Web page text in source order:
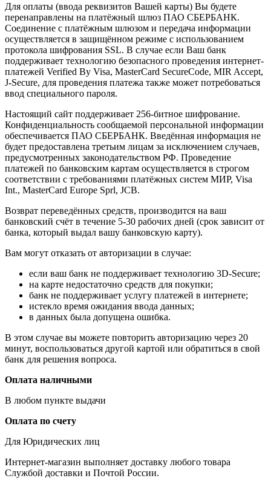
Для оплаты (ввода реквизитов Вашей карты) Вы будете
перенаправлены на платёжный шлюз ПАО СБЕРБАНК.
Соединение с платёжным шлюзом и передача информации
осуществляется в защищённом режиме с использованием
протокола шифрования SSL. В случае если Ваш банк
поддерживает технологию безопасного проведения интернет-
платежей Verified By Visa, MasterCard SecureCode, MIR Accept,
J-Secure, для проведения платежа также может потребоваться
ввод специального пароля.
Настоящий сайт поддерживает 256-битное шифрование.
Конфиденциальность сообщаемой персональной информации
обеспечивается ПАО СБЕРБАНК. Введённая информация не
будет предоставлена третьим лицам за исключением случаев,
предусмотренных законодательством РФ. Проведение
платежей по банковским картам осуществляется в строгом
соответствии с требованиями платёжных систем МИР, Visa
Int., MasterCard Europe Sprl, JCB.
Возврат переведённых средств, производится на ваш
банковский счёт в течение 5-30 рабочих дней (срок зависит от
банка, который выдал вашу банковскую карту).
Вам могут отказать от авторизации в случае:
если ваш банк не поддерживает технологию 3D-Secure;
на карте недостаточно средств для покупки;
банк не поддерживает услугу платежей в интернете;
истекло время ожидания ввода данных;
в данных была допущена ошибка.
В этом случае вы можете повторить авторизацию через 20
минут, воспользоваться другой картой или обратиться в свой
банк для решения вопроса.
Оплата наличными
В любом пункте выдачи
Оплата по счету
Для Юридических лиц
Интернет-магазин выполняет доставку любого товара
Службой доставки и Почтой России.